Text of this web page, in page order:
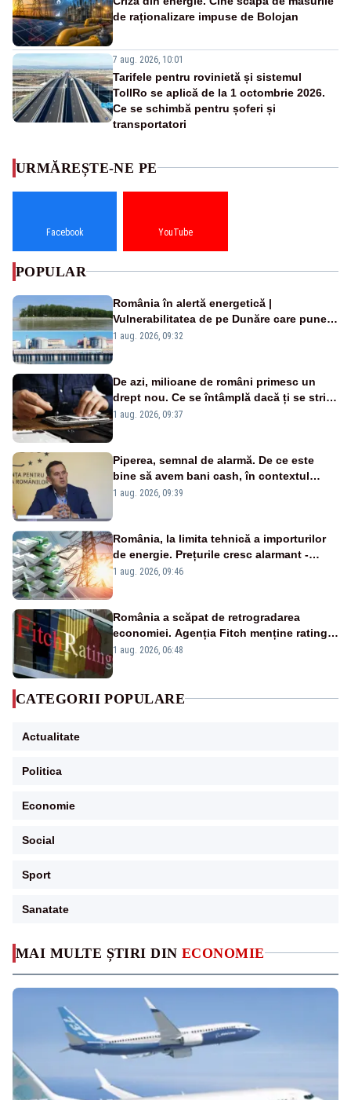
de raționalizare impuse de Bolojan
7 aug. 2026, 10:01
Tarifele pentru rovinietă și sistemul
TollRo se aplică de la 1 octombrie 2026.
Ce se schimbă pentru șoferi și
transportatori
MAI MULTE ȘTIRI DIN ECONOMIE
URMĂREȘTE-NE PE
Facebook YouTube
POPULAR
România în alertă energetică |
Vulnerabilitatea de pe Dunăre care pune
în pericol Centrala Cernavodă era
1 aug. 2026, 09:32
De azi, milioane de români primesc un
drept nou. Ce se întâmplă dacă ți se strică
un produs
1 aug. 2026, 09:37
Piperea, semnal de alarmă. De ce este
bine să avem bani cash, în contextul
alertei energetice?
1 aug. 2026, 09:39
România, la limita tehnică a importurilor
de energie. Prețurile cresc alarmant -
Analiză Realitatea Plus
1 aug. 2026, 09:46
România a scăpat de retrogradarea
economiei. Agenția Fitch menține ratingul
„BBB-” cu perspectivă negativă
1 aug. 2026, 06:48
CATEGORII POPULARE
Actualitate
Politica
Economie
Social
Sport
Sanatate